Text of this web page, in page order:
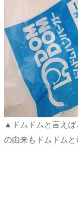
▲ドムドムと言え
の由来もドムドムと